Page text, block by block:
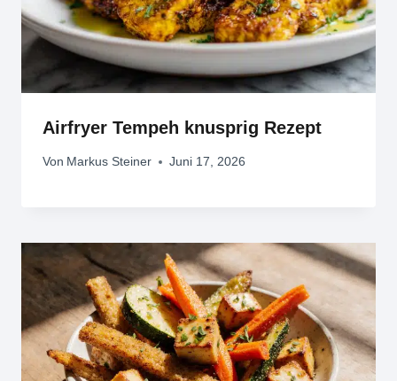
Airfryer Tempeh knusprig Rezept
Von Markus Steiner Juni 17, 2026